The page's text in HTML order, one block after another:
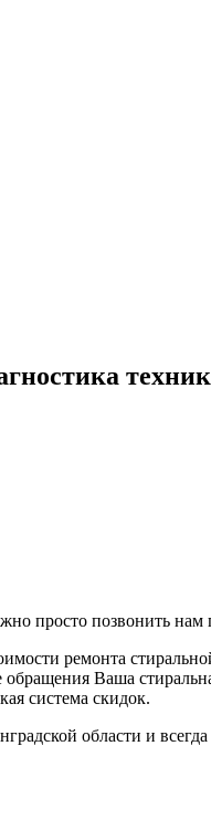
просто позвонить нам
ремонта
Ваша
система скидок.
области и